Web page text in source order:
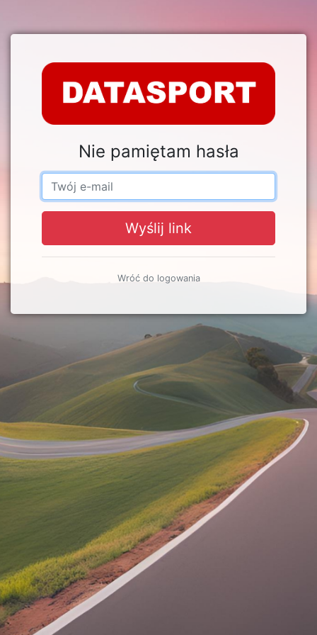
Nie pamiętam hasła
Wyślij link
Wróć do logowania